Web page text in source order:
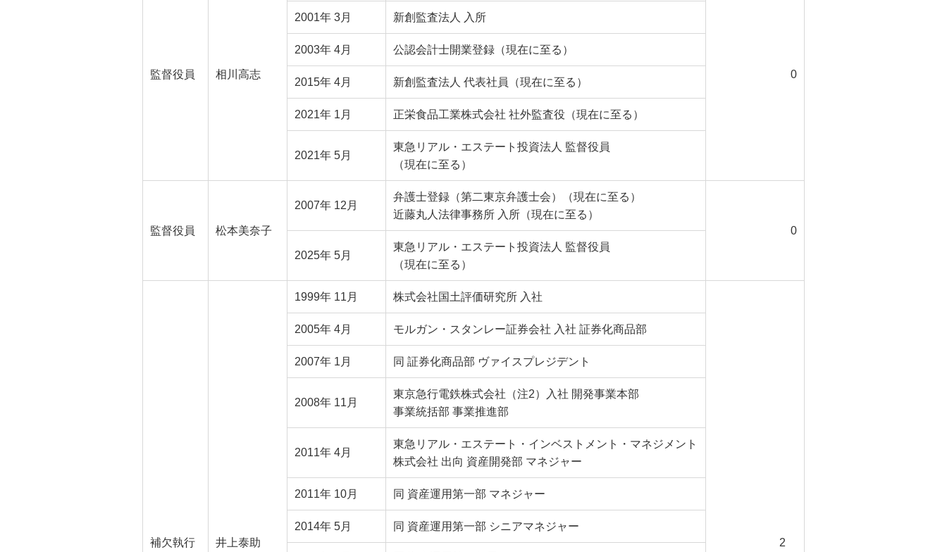
監督役員 相川高志 0
2001年 3月 新創監査法人 入所
2003年 4月 公認会計士開業登録（現在に至る）
2015年 4月 新創監査法人 代表社員（現在に至る）
2021年 1月 正栄食品工業株式会社 社外監査役（現在に至る）
2021年 5月
東急リアル・エステート投資法人 監督役員
（現在に至る）
監督役員 松本美奈子
2007年 12月
弁護士登録（第二東京弁護士会）（現在に至る）
近藤丸人法律事務所 入所（現在に至る）
0
2025年 5月
東急リアル・エステート投資法人 監督役員
（現在に至る）
補欠執行
井上泰助
1999年 11月 株式会社国土評価研究所 入社
2
2005年 4月 モルガン・スタンレー証券会社 入社 証券化商品部
2007年 1月 同 証券化商品部 ヴァイスプレジデント
2008年 11月
東京急行電鉄株式会社 （注2）
入社 開発事業本部
事業統括部 事業推進部
2011年 4月
東急リアル・エステート・インベストメント・マネジメント
株式会社 出向 資産開発部 マネジャー
2011年 10月 同 資産運用第一部 マネジャー
2014年 5月 同 資産運用第一部 シニアマネジャー